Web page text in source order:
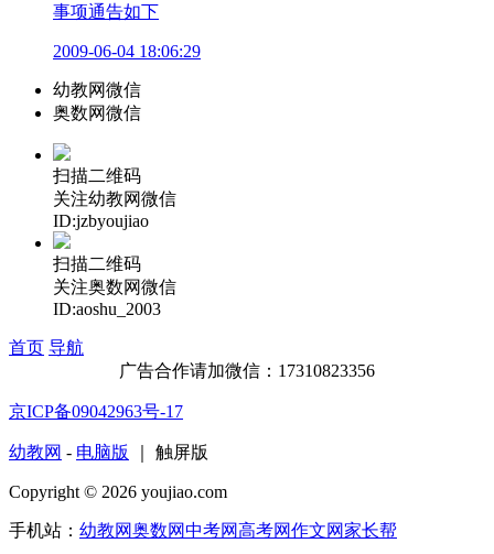
事项通告如下
2009-06-04 18:06:29
幼教网微信
奥数网微信
扫描二维码
关注幼教网微信
ID:jzbyoujiao
扫描二维码
关注奥数网微信
ID:aoshu_2003
首页 导航
广告合作请加微信：17310823356
京ICP备09042963号-17
幼教网 - 电脑版 ｜ 触屏版
Copyright © 2026 youjiao.com
手机站： 幼教网奥数网中考网高考网作文网家长帮